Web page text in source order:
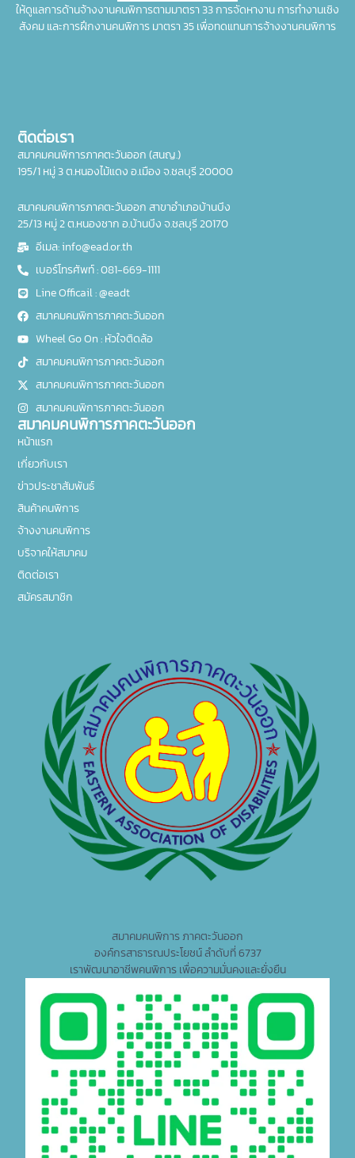
ให้ดูแลการด้านจ้างงานคนพิการตามมาตรา 33 การจัดหางาน การทำงานเชิง
สังคม และการฝึกงานคนพิการ มาตรา 35 เพื่อทดแทนการจ้างงานคนพิการ
สมาคมคนพิการ ภาคตะวันออก
องค์กรสาธารณประโยชน์ ลำดับที่ 6737
เราพัฒนาอาชีพคนพิการ เพื่อความมั่นคงและยั่งยืน
ติดต่อเรา
สมาคมคนพิการภาคตะวันออก (สนญ.)
195/1 หมู่ 3 ต.หนองไม้แดง อ.เมือง จ.ชลบุรี 20000
สมาคมคนพิการภาคตะวันออก สาขาอำเภอบ้านบึง
25/13 หมู่ 2 ต.หนองชาก อ.บ้านบึง จ.ชลบุรี 20170
อีเมล: info@ead.or.th
เบอร์โทรศัพท์ : 081-669-1111
Line Officail : @eadt
สมาคมคนพิการภาคตะวันออก
Wheel Go On : หัวใจติดล้อ
สมาคมคนพิการภาคตะวันออก
สมาคมคนพิการภาคตะวันออก
สมาคมคนพิการภาคตะวันออก
สมาคมคนพิการภาคตะวันออก
หน้าแรก
เกี่ยวกับเรา
ข่าวประชาสัมพันธ์
สินค้าคนพิการ
จ้างงานคนพิการ
บริจาคให้สมาคม
ติดต่อเรา
สมัครสมาชิก